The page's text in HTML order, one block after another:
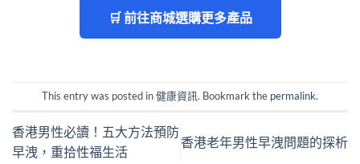
🛒 前往商城選購更多產品
This entry was posted in健康資訊. Bookmark the permalink.
香港男性必讀！五大方法預防
早洩，重拾性福生活
香港老年男性早洩問題的探析